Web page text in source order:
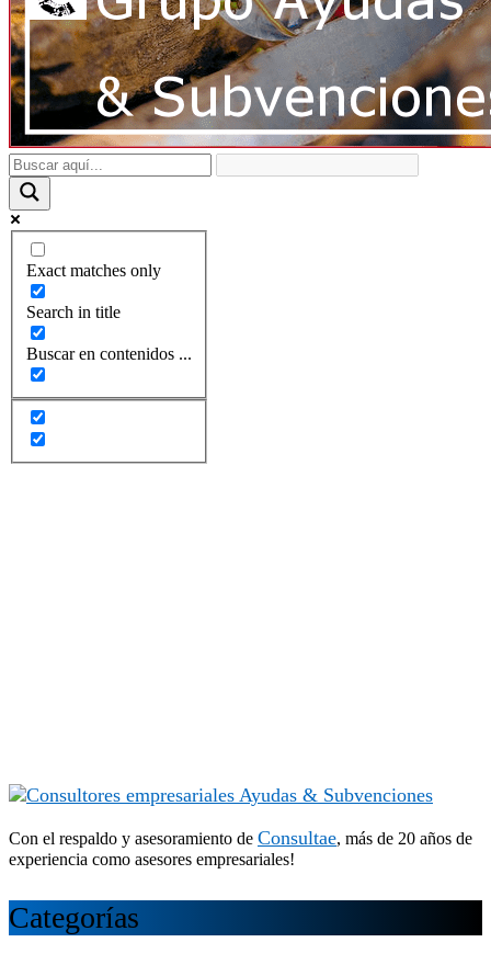
Exact matches only
Search in title
Buscar en contenidos ...
Con el respaldo y asesoramiento de Consultae, más de 20 años de
experiencia como asesores empresariales!
Categorías